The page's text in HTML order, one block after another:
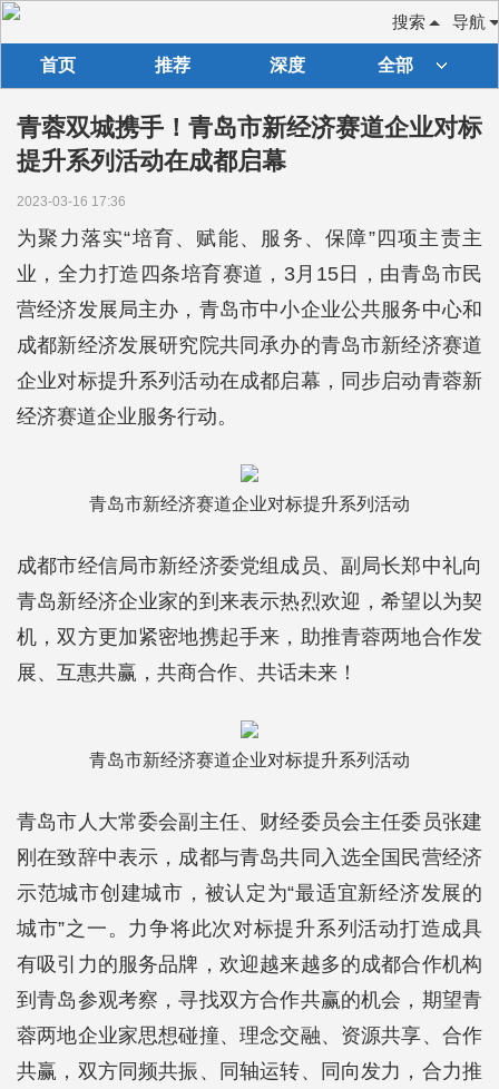
导航
搜索
首页 推荐 深度 全部
青蓉双城携手！青岛市新经济赛道企业对标
提升系列活动在成都启幕
2023-03-16 17:36
为聚力落实“培育、赋能、服务、保障”四项主责主
业，全力打造四条培育赛道，3月15日，由青岛市民
营经济发展局主办，青岛市中小企业公共服务中心和
成都新经济发展研究院共同承办的青岛市新经济赛道
企业对标提升系列活动在成都启幕，同步启动青蓉新
经济赛道企业服务行动。
青岛市新经济赛道企业对标提升系列活动
成都市经信局市新经济委党组成员、副局长郑中礼向
青岛新经济企业家的到来表示热烈欢迎，希望以为契
机，双方更加紧密地携起手来，助推青蓉两地合作发
展、互惠共赢，共商合作、共话未来！
青岛市新经济赛道企业对标提升系列活动
青岛市人大常委会副主任、财经委员会主任委员张建
刚在致辞中表示，成都与青岛共同入选全国民营经济
示范城市创建城市，被认定为“最适宜新经济发展的
城市”之一。力争将此次对标提升系列活动打造成具
有吸引力的服务品牌，欢迎越来越多的成都合作机构
到青岛参观考察，寻找双方合作共赢的机会，期望青
蓉两地企业家思想碰撞、理念交融、资源共享、合作
共赢，双方同频共振、同轴运转、同向发力，合力推